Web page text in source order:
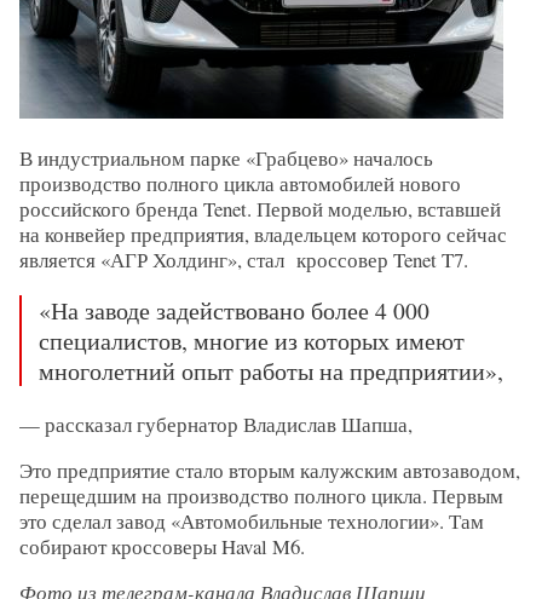
В индустриальном парке «Грабцево» началось
производство полного цикла автомобилей нового
российского бренда Tenet. Первой моделью, вставшей
на конвейер предприятия, владельцем которого сейчас
является «АГР Холдинг», стал кроссовер Tenet T7.
«На заводе задействовано более 4 000
специалистов, многие из которых имеют
многолетний опыт работы на предприятии»,
— рассказал губернатор Владислав Шапша,
Это предприятие стало вторым калужским автозаводом,
перещедшим на производство полного цикла. Первым
это сделал завод «Автомобильные технологии». Там
собирают кроссоверы Haval M6.
Фото из телеграм-канала Владислав Шапши